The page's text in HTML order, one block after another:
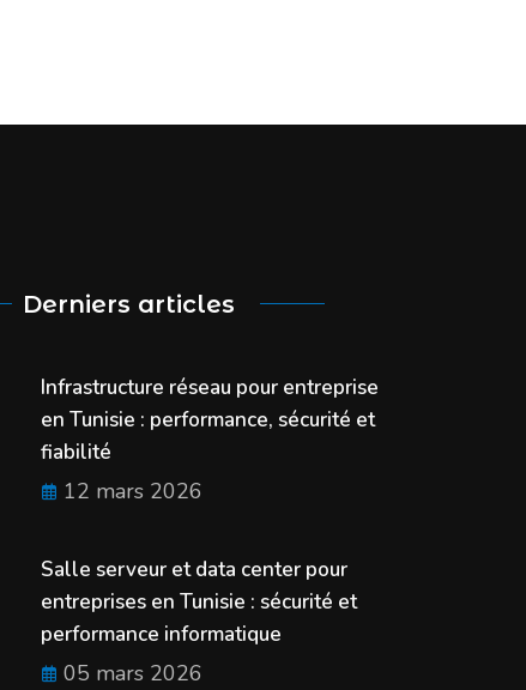
Derniers articles
Infrastructure réseau pour entreprise
en Tunisie : performance, sécurité et
fiabilité
12 mars 2026
Salle serveur et data center pour
entreprises en Tunisie : sécurité et
performance informatique
05 mars 2026